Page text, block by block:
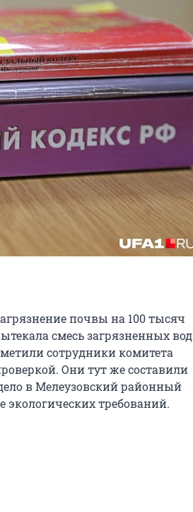
почвы на 100 тысяч
смесь загрязненных вод
сотрудники комитета
Они тут же составили
в Мелеузовский районный
требований.